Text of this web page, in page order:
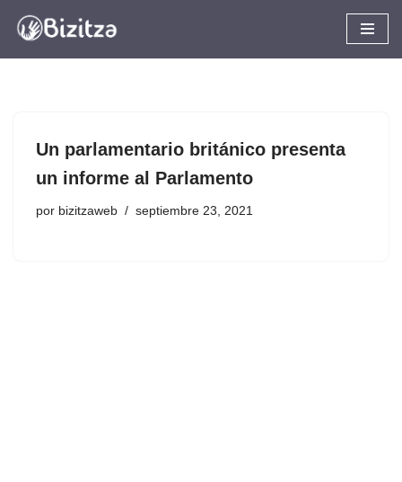
Un parlamentario británico presenta
un informe al Parlamento
por bizitzaweb septiembre 23, 2021